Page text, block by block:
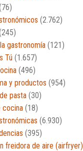
(2.762)
gastronomía (121)
Tú (1.657)
(496)
y productos (954)
pasta (30)
cocina (18)
(6.930)
(395)
freidora de aire (airfryer)